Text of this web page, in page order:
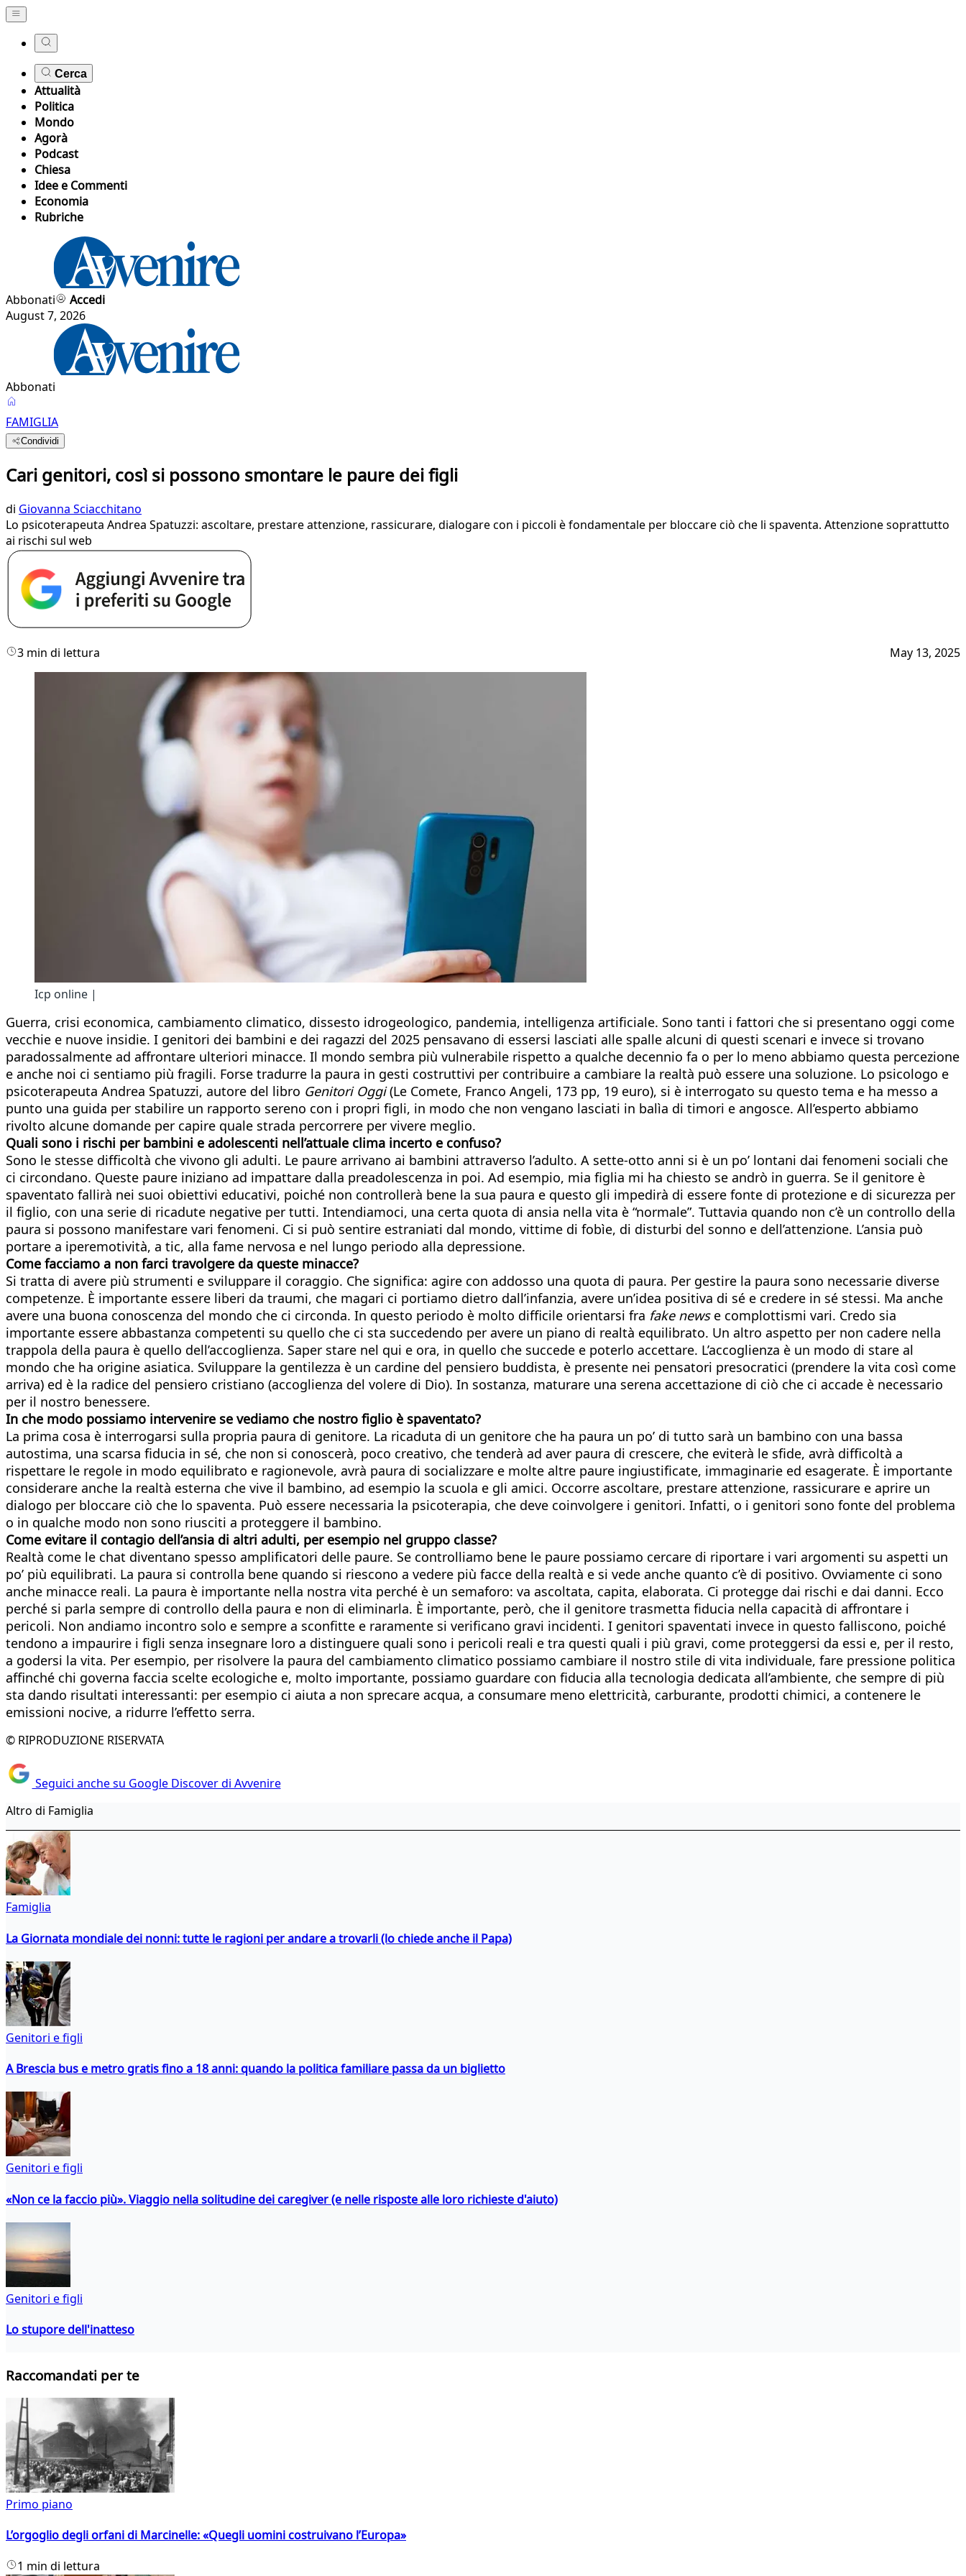
Cerca
Attualità
Politica
Mondo
Agorà
Podcast
Chiesa
Idee e Commenti
Economia
Rubriche
Abbonati
Accedi
August 7, 2026
Abbonati
FAMIGLIA
Condividi
Cari genitori, così si possono smontare le paure dei figli
di Giovanna Sciacchitano
Lo psicoterapeuta Andrea Spatuzzi: ascoltare, prestare attenzione, rassicurare, dialogare con i piccoli è fondamentale per bloccare ciò che li spaventa. Attenzione soprattutto
ai rischi sul web
3 min di lettura May 13, 2025
Icp online |
Guerra, crisi economica, cambiamento climatico, dissesto idrogeologico, pandemia, intelligenza artificiale. Sono tanti i fattori che si presentano oggi come
vecchie e nuove insidie. I genitori dei bambini e dei ragazzi del 2025 pensavano di essersi lasciati alle spalle alcuni di questi scenari e invece si trovano
paradossalmente ad affrontare ulteriori minacce. Il mondo sembra più vulnerabile rispetto a qualche decennio fa o per lo meno abbiamo questa percezione
e anche noi ci sentiamo più fragili. Forse tradurre la paura in gesti costruttivi per contribuire a cambiare la realtà può essere una soluzione. Lo psicologo e
psicoterapeuta Andrea Spatuzzi, autore del libro Genitori Oggi(Le Comete, Franco Angeli, 173 pp, 19 euro), si è interrogato su questo tema e ha messo a
punto una guida per stabilire un rapporto sereno con i propri figli, in modo che non vengano lasciati in balìa di timori e angosce. All’esperto abbiamo
rivolto alcune domande per capire quale strada percorrere per vivere meglio.
Quali sono i rischi per bambini e adolescenti nell’attuale clima incerto e confuso?
Sono le stesse difficoltà che vivono gli adulti. Le paure arrivano ai bambini attraverso l’adulto. A sette-otto anni si è un po’ lontani dai fenomeni sociali che
ci circondano. Queste paure iniziano ad impattare dalla preadolescenza in poi. Ad esempio, mia figlia mi ha chiesto se andrò in guerra. Se il genitore è
spaventato fallirà nei suoi obiettivi educativi, poiché non controllerà bene la sua paura e questo gli impedirà di essere fonte di protezione e di sicurezza per
il figlio, con una serie di ricadute negative per tutti. Intendiamoci, una certa quota di ansia nella vita è “normale”. Tuttavia quando non c’è un controllo della
paura si possono manifestare vari fenomeni. Ci si può sentire estraniati dal mondo, vittime di fobìe, di disturbi del sonno e dell’attenzione. L’ansia può
portare a iperemotività, a tic, alla fame nervosa e nel lungo periodo alla depressione.
Come facciamo a non farci travolgere da queste minacce?
Si tratta di avere più strumenti e sviluppare il coraggio. Che significa: agire con addosso una quota di paura. Per gestire la paura sono necessarie diverse
competenze. È importante essere liberi da traumi, che magari ci portiamo dietro dall’infanzia, avere un’idea positiva di sé e credere in sé stessi. Ma anche
avere una buona conoscenza del mondo che ci circonda. In questo periodo è molto difficile orientarsi fra fake newse complottismi vari. Credo sia
importante essere abbastanza competenti su quello che ci sta succedendo per avere un piano di realtà equilibrato. Un altro aspetto per non cadere nella
trappola della paura è quello dell’accoglienza. Saper stare nel qui e ora, in quello che succede e poterlo accettare. L’accoglienza è un modo di stare al
mondo che ha origine asiatica. Sviluppare la gentilezza è un cardine del pensiero buddista, è presente nei pensatori presocratici (prendere la vita così come
arriva) ed è la radice del pensiero cristiano (accoglienza del volere di Dio). In sostanza, maturare una serena accettazione di ciò che ci accade è necessario
per il nostro benessere.
In che modo possiamo intervenire se vediamo che nostro figlio è spaventato?
La prima cosa è interrogarsi sulla propria paura di genitore. La ricaduta di un genitore che ha paura un po’ di tutto sarà un bambino con una bassa
autostima, una scarsa fiducia in sé, che non si conoscerà, poco creativo, che tenderà ad aver paura di crescere, che eviterà le sfide, avrà difficoltà a
rispettare le regole in modo equilibrato e ragionevole, avrà paura di socializzare e molte altre paure ingiustificate, immaginarie ed esagerate. È importante
considerare anche la realtà esterna che vive il bambino, ad esempio la scuola e gli amici. Occorre ascoltare, prestare attenzione, rassicurare e aprire un
dialogo per bloccare ciò che lo spaventa. Può essere necessaria la psicoterapia, che deve coinvolgere i genitori. Infatti, o i genitori sono fonte del problema
o in qualche modo non sono riusciti a proteggere il bambino.
Come evitare il contagio dell’ansia di altri adulti, per esempio nel gruppo classe?
Realtà come le chat diventano spesso amplificatori delle paure. Se controlliamo bene le paure possiamo cercare di riportare i vari argomenti su aspetti un
po’ più equilibrati. La paura si controlla bene quando si riescono a vedere più facce della realtà e si vede anche quanto c’è di positivo. Ovviamente ci sono
anche minacce reali. La paura è importante nella nostra vita perché è un semaforo: va ascoltata, capita, elaborata. Ci protegge dai rischi e dai danni. Ecco
perché si parla sempre di controllo della paura e non di eliminarla. È importante, però, che il genitore trasmetta fiducia nella capacità di affrontare i
pericoli. Non andiamo incontro solo e sempre a sconfitte e raramente si verificano gravi incidenti. I genitori spaventati invece in questo falliscono, poiché
tendono a impaurire i figli senza insegnare loro a distinguere quali sono i pericoli reali e tra questi quali i più gravi, come proteggersi da essi e, per il resto,
a godersi la vita. Per esempio, per risolvere la paura del cambiamento climatico possiamo cambiare il nostro stile di vita individuale, fare pressione politica
affinché chi governa faccia scelte ecologiche e, molto importante, possiamo guardare con fiducia alla tecnologia dedicata all’ambiente, che sempre di più
sta dando risultati interessanti: per esempio ci aiuta a non sprecare acqua, a consumare meno elettricità, carburante, prodotti chimici, a contenere le
emissioni nocive, a ridurre l’effetto serra.
© RIPRODUZIONE RISERVATA
Seguici anche su Google Discover di Avvenire
Altro di Famiglia
Famiglia
La Giornata mondiale dei nonni: tutte le ragioni per andare a trovarli (lo chiede anche il Papa)
Genitori e figli
A Brescia bus e metro gratis fino a 18 anni: quando la politica familiare passa da un biglietto
Genitori e figli
«Non ce la faccio più». Viaggio nella solitudine dei caregiver (e nelle risposte alle loro richieste d'aiuto)
Genitori e figli
Lo stupore dell'inatteso
Raccomandati per te
Primo piano
L’orgoglio degli orfani di Marcinelle: «Quegli uomini costruivano l’Europa»
1 min di lettura